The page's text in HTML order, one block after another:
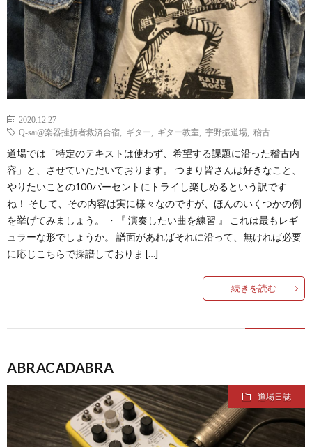
2020.12.27
Q-sai@楽器挫折者救済合宿
ギター ギター教室 宇野振道場 稽古
道場では「特定のテキストは使わず、希望する課題に沿った稽古内
容」と、させていただいております。 つまり皆さんは好きなこと、
やりたいことの100パーセントにトライし楽しめるという訳です
ね！ そして、その内容は実に様々なのですが、ほんのいくつかの例
を挙げてみましょう。 ・『 演奏したい曲を練習 』 これは最もレギ
ュラーな形でしょうか。 譜面があればそれに沿って、無ければ必要
に応じこちらで採譜しておりま […]
続きを読む
ABRACADABRA
道場日誌